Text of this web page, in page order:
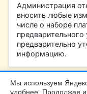
Администрация
вносить любые
числе о наборе
предварительно
информацию.
Мы используем
удобнее. Продолжая